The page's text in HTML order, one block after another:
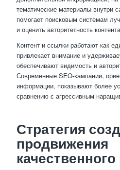
тематические материалы внутри
помогает поисковым системам
и оценить авторитетность
Контент и ссылки работают как
привлекает внимание и
обеспечивают видимость и
Современные SEO-кампании,
информации, показывают более
сравнению с агрессивным
Стратегия
продвижения
качественного